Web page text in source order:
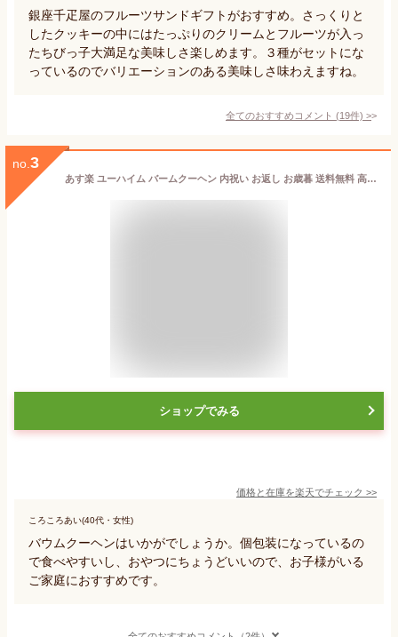
銀座千疋屋のフルーツサンドギフトがおすすめ。さっくりと
したクッキーの中にはたっぷりのクリームとフルーツが入っ
たちびっ子大満足な美味しさ楽しめます。３種がセットにな
っているのでバリエーションのある美味しさ味わえますね。
全てのおすすめコメント (19件) >
no. 3
あす楽 ユーハイム バームクーヘン 内祝い お返し お歳暮 送料無料 高級 スイーツ ギフト リーベスバウム お菓子 セット バウムクーヘン 詰め合わせ 出産内祝い 結婚内祝い 結婚祝い 出産祝い 香典返し 快気祝い 引越し 挨拶 お礼 LP-22【メーカー直送 代引不可】
ショップでみる
価格と在庫を楽天でチェック >>
ころころあい(40代・女性)
バウムクーヘンはいかがでしょうか。個包装になっているの
で食べやすいし、おやつにちょうどいいので、お子様がいる
ご家庭におすすめです。